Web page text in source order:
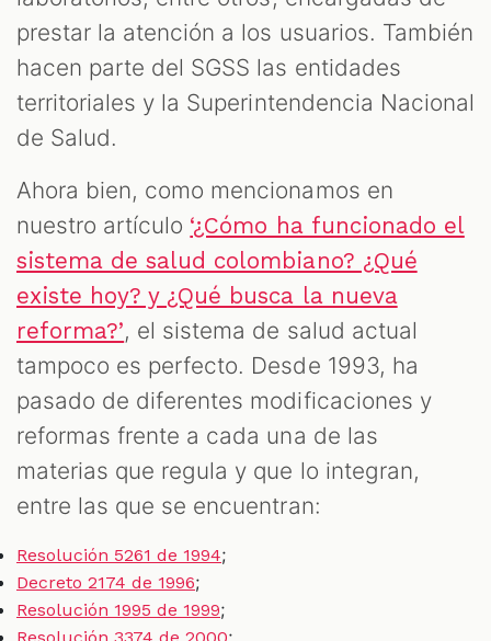
prestar la atención a los usuarios. También
hacen parte del SGSS las entidades
territoriales y la Superintendencia Nacional
de Salud.
Ahora bien, como mencionamos en
nuestro artículo ‘¿Cómo ha funcionado el
sistema de salud colombiano? ¿Qué
existe hoy? y ¿Qué busca la nueva
reforma?’, el sistema de salud actual
tampoco es perfecto. Desde 1993, ha
pasado de diferentes modificaciones y
reformas frente a cada una de las
materias que regula y que lo integran,
entre las que se encuentran:
Resolución 5261 de 1994;
Decreto 2174 de 1996;
Resolución 1995 de 1999;